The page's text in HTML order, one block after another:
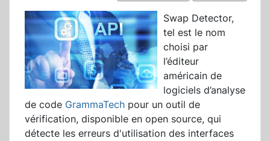
Swap Detector,
tel est le nom
choisi par
l’éditeur
américain de
logiciels d’analyse
de code GrammaTech pour un outil de
vérification, disponible en open source, qui
détecte les erreurs d'utilisation des interfaces